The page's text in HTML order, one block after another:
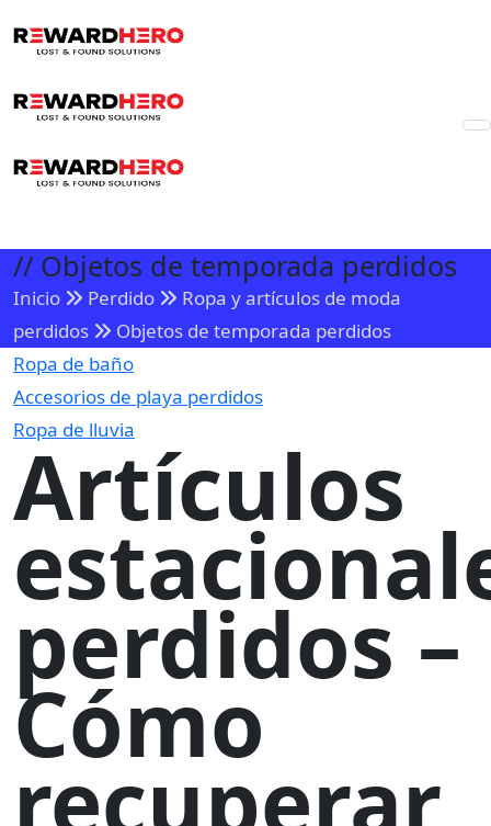
// Objetos de temporada perdidos
Inicio Perdido
Ropa y artículos de moda
perdidos
Objetos de temporada perdidos
Ropa de baño
Accesorios de playa perdidos
Ropa de lluvia
Artículos
perdidos –
Cómo
recuperar